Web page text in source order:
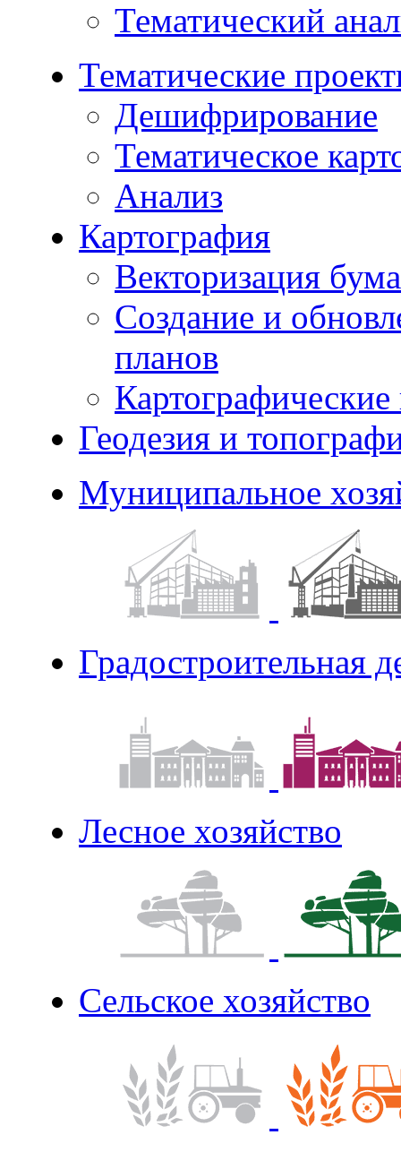
Тематический
Тематические
Дешифрирование
Тематическое
Анализ
Картография
Векторизация
Создание и
планов
Геодезия и
Муниципальное
Градостроительная
Лесное хозяйство
Сельское хозяйство